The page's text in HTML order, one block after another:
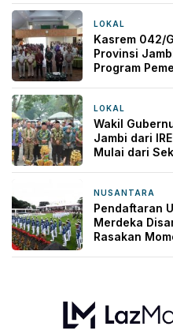
LOKAL
Kasrem 042/
Provinsi
Program
LOKAL
Wakil
Jambi dari
Mulai dari
NUSANTARA
Pendaftaran
Merdeka
Rasakan